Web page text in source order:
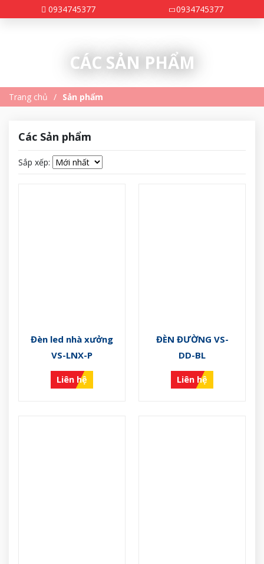
0934745377 0934745377
CÁC SẢN PHẨM
Trang chủ Sản phẩm
Các Sản phẩm
Sắp xếp:
Đèn led nhà xưởng
VS-LNX-P
Liên hệ
ĐÈN ĐƯỜNG VS-
DD-BL
Liên hệ